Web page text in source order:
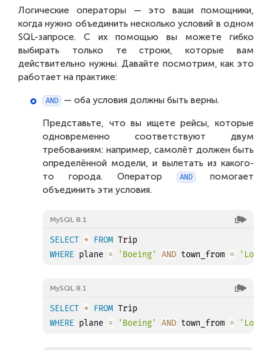
Логические операторы — это ваши помощники,
когда нужно объединить несколько условий в одном
SQL-запросе. С их помощью вы можете гибко
выбирать только те строки, которые вам
действительно нужны. Давайте посмотрим, как это
работает на практике:
AND — оба условия должны быть верны.
Представьте, что вы ищете рейсы, которые
одновременно соответствуют двум
требованиям: например, самолёт должен быть
определённой модели, и вылетать из какого-
то города. Оператор
AND
помогает
объединить эти условия.
MySQL 8.1
SELECT * FROM
WHERE plane = 'Boeing' AND town_from =
MySQL 8.1
SELECT * FROM
WHERE plane = 'Boeing' AND town_from =